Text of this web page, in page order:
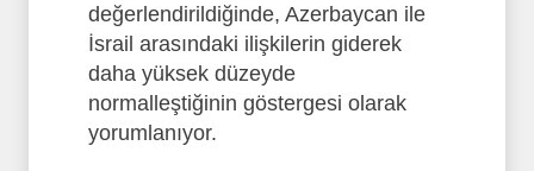
değerlendirildiğinde, Azerbaycan ile
İsrail arasındaki ilişkilerin giderek
daha yüksek düzeyde
normalleştiğinin göstergesi olarak
yorumlanıyor.